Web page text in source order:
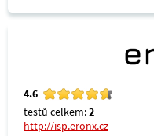
4.6
testů celkem:2
http://isp.eronx.cz